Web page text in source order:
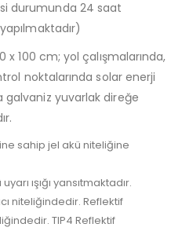
durumunda 24 saat
x 100 cm; yol çalışmalarında,
noktalarında solar enerji
galvaniz yuvarlak direğe
sahip jel akü niteliğine
ışığı yansıtmaktadır.
niteliğindedir. Reflektif
TIP4 Reflektif